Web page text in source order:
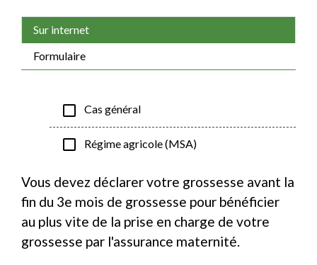
Sur internet
Formulaire
check_box_outline_blank Cas général
check_box_outline_blank Régime agricole (MSA)
Vous devez déclarer votre grossesse avant la
fin du 3e mois de grossesse pour bénéficier
au plus vite de la prise en charge de votre
grossesse par l'assurance maternité.